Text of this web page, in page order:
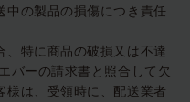
中の製品の損傷につき責任
、特に商品の破損又は不達
バーの請求書と照合して欠
様は、受領時に、配送業者